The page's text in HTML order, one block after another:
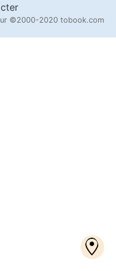
©2000-2020 tobook.com